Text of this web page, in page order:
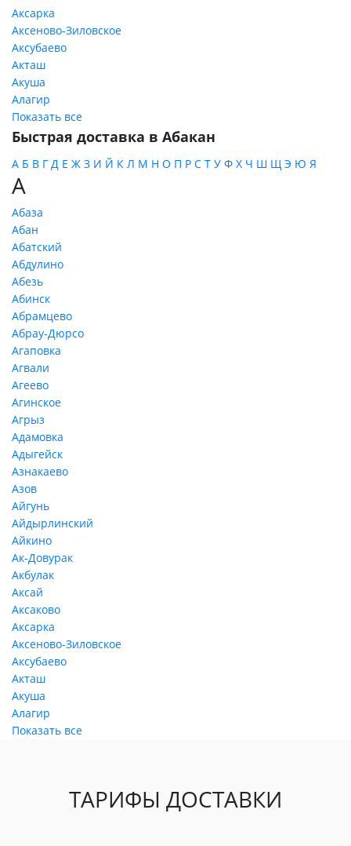
Аксарка
Аксеново-Зиловское
Аксубаево
Акташ
Акуша
Алагир
Показать все
Быстрая доставка в Абакан
А Б В Г Д Е Ж З И Й К Л М Н О П Р С Т У Ф Х Ч Ш Щ Э Ю Я
А
Абаза
Абан
Абатский
Абдулино
Абезь
Абинск
Абрамцево
Абрау-Дюрсо
Агаповка
Агвали
Агеево
Агинское
Агрыз
Адамовка
Адыгейск
Азнакаево
Азов
Айгунь
Айдырлинский
Айкино
Ак-Довурак
Акбулак
Аксай
Аксаково
Аксарка
Аксеново-Зиловское
Аксубаево
Акташ
Акуша
Алагир
Показать все
ТАРИФЫ ДОСТАВКИ